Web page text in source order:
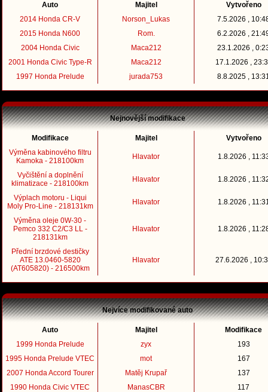
Auto Majitel
Vytvořeno
2014 Honda CR-V
Norson_Lukas
7.5.2026 ,
2015 Honda N600
Rom.
6.2.2026 ,
2004 Honda Civic
Maca212
23.1.2026 ,
2001 Honda Civic Type-R
Maca212
17.1.2026 ,
1997 Honda Prelude
jurada753 8.8.2025 ,
Nejnovější modifikace
Modifikace Majitel
Vytvořeno
Výměna kabinového filtru
Kamoka - 218100km
Hlavator 1.8.2026 ,
Vyčištění a doplnění
klimatizace - 218100km
Hlavator 1.8.2026 ,
Výplach motoru - Liqui
Moly Pro-Line - 218131km
Hlavator 1.8.2026 ,
Výměna oleje 0W-30 -
Pemco 332 C2/C3 LL -
218131km
Hlavator 1.8.2026 ,
Přední brzdové destičky
ATE 13.0460-5820
(AT605820) - 216500km
Hlavator 27.6.2026 ,
Nejvíce modifikované auto
Auto Majitel
Modifikace
1999 Honda Prelude
zyx
193
1995 Honda Prelude VTEC
mot
167
2007 Honda Accord Tourer
Matěj Krupař
137
1990 Honda Civic VTEC
ManasCBR
117